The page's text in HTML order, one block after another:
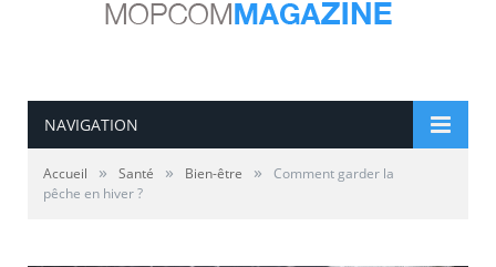
NAVIGATION
Accueil » Santé » Bien-être »
Comment garder la
pêche en hiver ?